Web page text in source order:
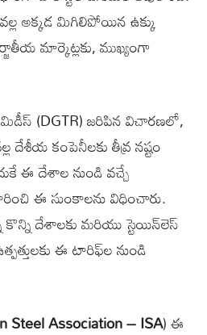
అక్కడ మిగిలిపోయిన ఉక్కు
మార్కెట్లకు, ముఖ్యంగా
(DGTR) జరిపిన విచారణలో,
కంపెనీలకు తీవ్ర నష్టం
ఈ దేశాల నుండి వచ్చే
ఈ సుంకాలను విధించారు.
కొన్ని దేశాలకు మరియు స్టెయిన్‌లెస్‌
ఈ టారిఫ్‌ల నుండి
Steel Association – ISA) ఈ